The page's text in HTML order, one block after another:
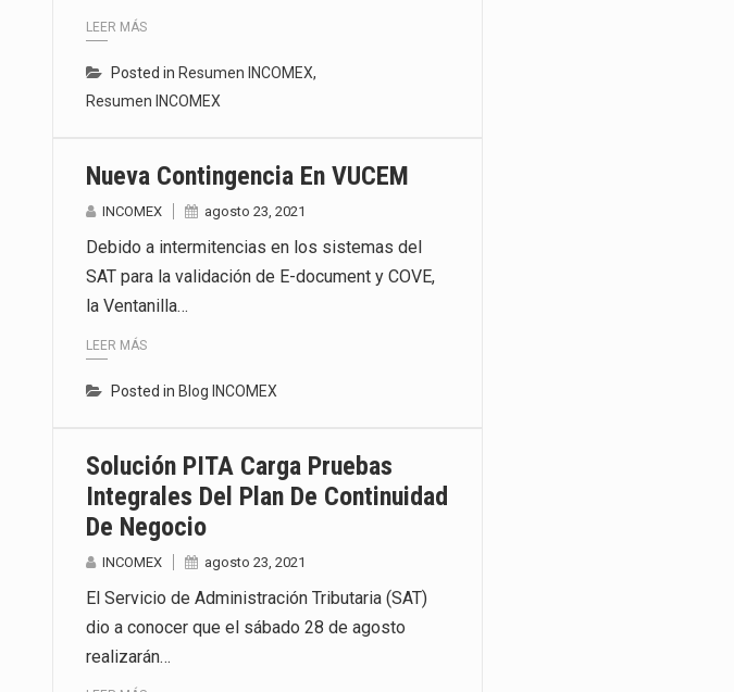
El Tribunal Federal de Justicia Administrativa (TFJA), a través de
LEER MÁS
Posted in Resumen INCOMEX,
Resumen INCOMEX
Nueva Contingencia En VUCEM
INCOMEX agosto 23, 2021
Debido a intermitencias en los sistemas del
SAT para la validación de E-document y COVE,
la Ventanilla…
LEER MÁS
Posted in Blog INCOMEX
Solución PITA Carga Pruebas
Integrales Del Plan De Continuidad
De Negocio
INCOMEX agosto 23, 2021
El Servicio de Administración Tributaria (SAT)
dio a conocer que el sábado 28 de agosto
realizarán…